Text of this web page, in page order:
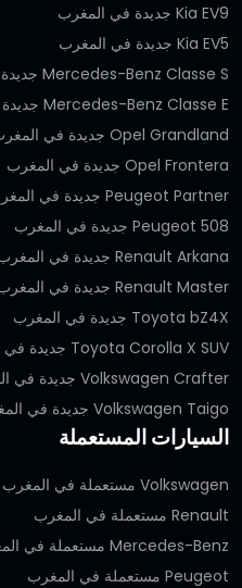
Kia EV9 جديدة في المغرب
Kia EV5 جديدة في المغرب
Mercedes-Benz Classe S جديدة في المغرب
Mercedes-Benz Classe E جديدة في المغرب
Opel Grandland جديدة في المغرب
Opel Frontera جديدة في المغرب
Peugeot Partner جديدة في المغرب
Peugeot 508 جديدة في المغرب
Renault Arkana جديدة في المغرب
Renault Master جديدة في المغرب
Toyota bZ4X جديدة في المغرب
Toyota Corolla X SUV جديدة في المغرب
Volkswagen Crafter جديدة في المغرب
Volkswagen Taigo جديدة في المغرب
السيارات المستعملة
Volkswagen مستعملة في المغرب
Renault مستعملة في المغرب
Mercedes-Benz مستعملة في المغرب
Peugeot مستعملة في المغرب